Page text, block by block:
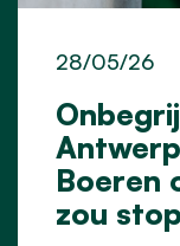
Boeren
zou
28/05/26